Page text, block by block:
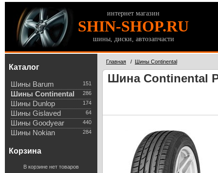
интернет магазин
SHIN-SHOP.RU
шины, диски, автозапчасти
Каталог
151
Шины Barum
286
Шины Continental
174
Шины Dunlop
64
Шины Gislaved
440
Шины Goodyear
284
Шины Nokian
Корзина
В корзине нет товаров
Главная / Шины Continental
Шина Continental